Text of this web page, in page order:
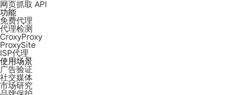
网页抓取 API
功能
免费代理
代理检测
CroxyProxy
ProxySite
ISP代理
使用场景
广告验证
社交媒体
市场研究